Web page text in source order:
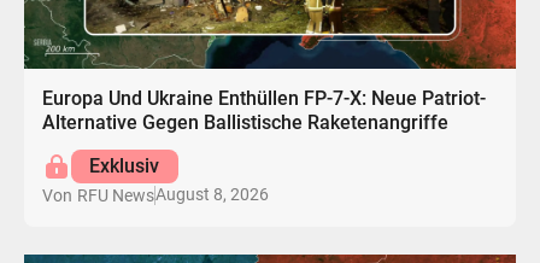
Europa Und Ukraine Enthüllen FP-7-X: Neue Patriot-
Alternative Gegen Ballistische Raketenangriffe
Exklusiv
Von RFU NewsAugust 8, 2026